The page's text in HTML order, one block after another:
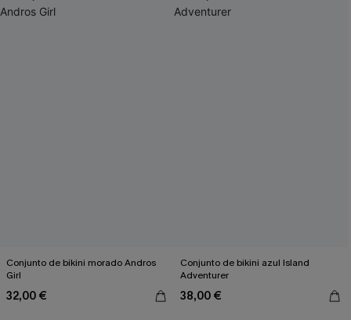
Conjunto de bikini morado Andros
Girl
32,00 €
Conjunto de bikini azul Island
Adventurer
38,00 €